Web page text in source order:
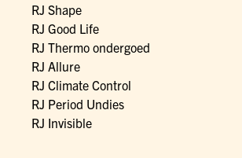
RJ Shape
RJ Good Life
RJ Thermo ondergoed
RJ Allure
RJ Climate Control
RJ Period Undies
RJ Invisible